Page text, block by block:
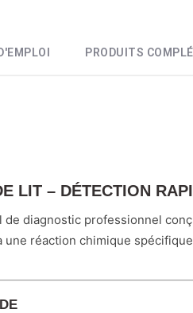
PRODUITS
LIT – DÉTECTION
de diagnostic professionnel
réaction chimique